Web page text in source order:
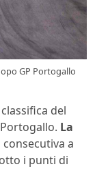
GP Portogallo
del
La
consecutiva a
i punti di